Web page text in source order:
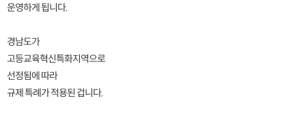
운영하게 됩니다.
경남도가
고등교육혁신특화지역으로
선정됨에 따라
규제 특례가 적용된 겁니다.